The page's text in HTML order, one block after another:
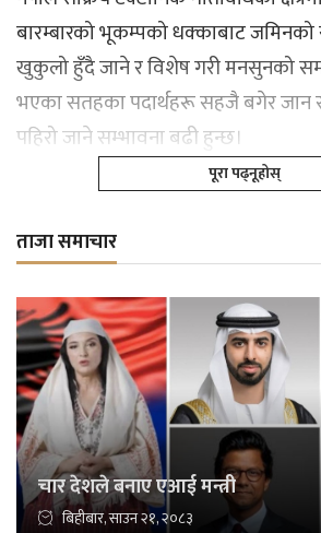
बारम्बारको भूकम्पको धक्काबाट
खुकुलो हुँदै जाने र विशेष गरी मनसुनको
भएका सतहका पदार्थहरू सहजै बगेर जान
पहिरो जाने सम्भावना बढी हुन्छ।
पूरा पढ्नूहोस्
ताजा समाचार
चार देशले बनाए एआई मन्त्री
बिहीबार, साउन २१, २०८३